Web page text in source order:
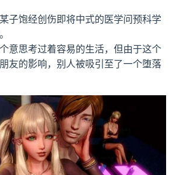
子饱经创伤即将中式的医学问预科学
意思考过着容易的生活， 但由于这个
友的影响，别人被吸引至了一个堕落